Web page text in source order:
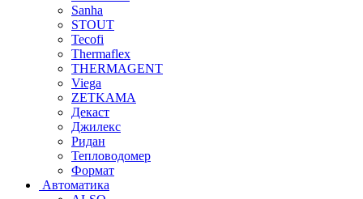
Sanha
STOUT
Tecofi
Thermaflex
THERMAGENT
Viega
ZETKAMA
Декаст
Джилекс
Ридан
Тепловодомер
Формат
Автоматика